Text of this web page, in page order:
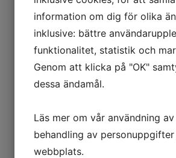
UNICARRIERS
Drift
126910
255226
259000
30000
49000
559000
575388
6500
information om dig för olika
inklusive: bättre
funktionalitet, statistik och
Genom att klicka på "OK"
dessa ändamål.
Läs mer om vår användning
behandling av
webbplats.